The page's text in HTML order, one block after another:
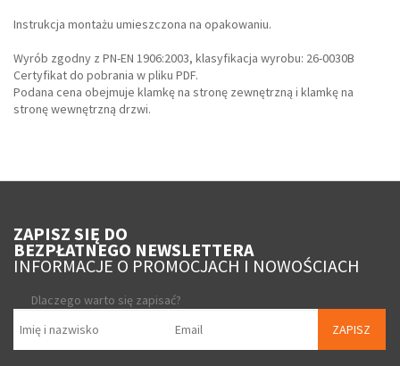
Instrukcja montażu umieszczona na opakowaniu.
Wyrób zgodny z PN-EN 1906:2003, klasyfikacja wyrobu: 26-0030B
Certyfikat do pobrania w pliku PDF.
Podana cena obejmuje klamkę na stronę zewnętrzną i klamkę na
stronę wewnętrzną drzwi.
ZAPISZ SIĘ DO
BEZPŁATNEGO NEWSLETTERA
INFORMACJE O PROMOCJACH I NOWOŚCIACH
Dlaczego warto się zapisać?
ZAPISZ